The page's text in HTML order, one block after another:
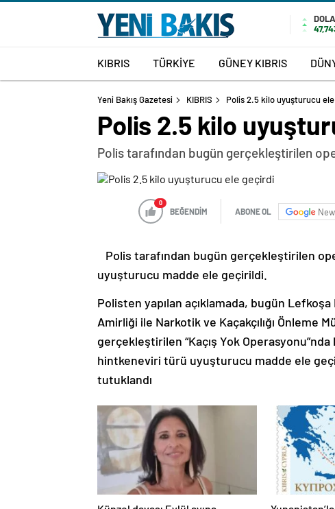
KIBRIS TÜRKİYE GÜNEY KIBRIS
Yeni Bakış Gazetesi KIBRIS Polis 2.5 kilo uyuşturucu
Polis 2.5 kilo
Polis tarafından bugün gerçekleştirilen
0
BEĞENDİM ABONE OL
Polis tarafından bugün gerçekleştirilen
uyuşturucu madde ele geçirildi.
Polisten yapılan açıklamada, bugün
Amirliği ile Narkotik ve Kaçakçılığı Önleme
gerçekleştirilen “Kaçış Yok
hintkeneviri türü uyuşturucu madde ele
tutuklandı